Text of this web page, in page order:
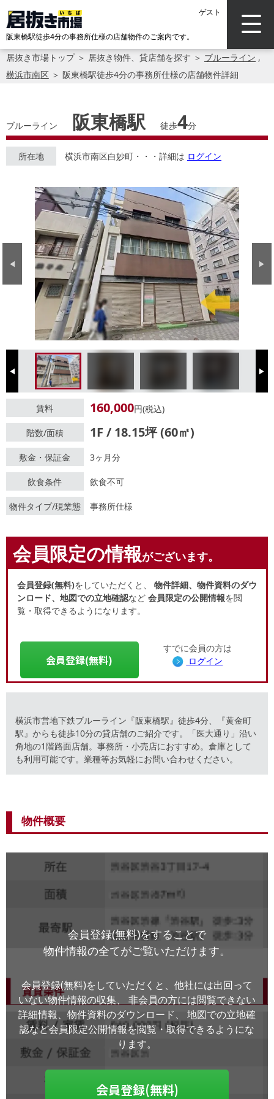
ゲスト
阪東橋駅徒歩4分の事務所仕様の店舗物件のご案内です。
居抜き市場トップ＞ 居抜き物件、貸店舗を探す ＞ ブルーライン ,
横浜市南区 ＞ 阪東橋駅徒歩4分の事務所仕様の店舗物件詳細
ブルーライン 阪東橋駅 徒歩4分
所在地 横浜市南区白妙町・・・詳細は ログイン
Previous Next
Previous Next
賃料 160,000円(税込)
階数/面積 1F / 18.15坪 (60㎡)
敷金・保証金 3ヶ月分
飲食条件 飲食不可
物件タイプ/現業態 事務所仕様
会員限定の情報がございます。
会員登録(無料)をしていただくと、 物件詳細、物件資料のダウ
ンロード、地図での立地確認など 会員限定の公開情報を閲
覧・取得できるようになります。
会員登録(無料)
すでに会員の方は
ログイン
横浜市営地下鉄ブルーライン『阪東橋駅』徒歩4分、『黄金町
駅』からも徒歩10分の貸店舗のご紹介です。「医大通り」沿い
角地の1階路面店舗。事務所・小売店におすすめ。倉庫として
も利用可能です。業種等お気軽にお問い合わせください。
物件概要
会員登録(無料)をすることで
物件情報の全てがご覧いただけます。
会員登録(無料)をしていただくと、他社には出回って
いない物件情報の収集、
非会員の方には閲覧できない
詳細情報、物件資料のダウンロード、
地図での立地確
認など会員限定公開情報を閲覧・取得できるようにな
ります。
会員登録(無料)